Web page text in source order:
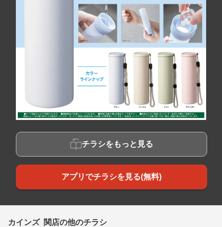
チラシをもっと見る
アプリでチラシを見る(無料)
カインズ 関店の他のチラシ